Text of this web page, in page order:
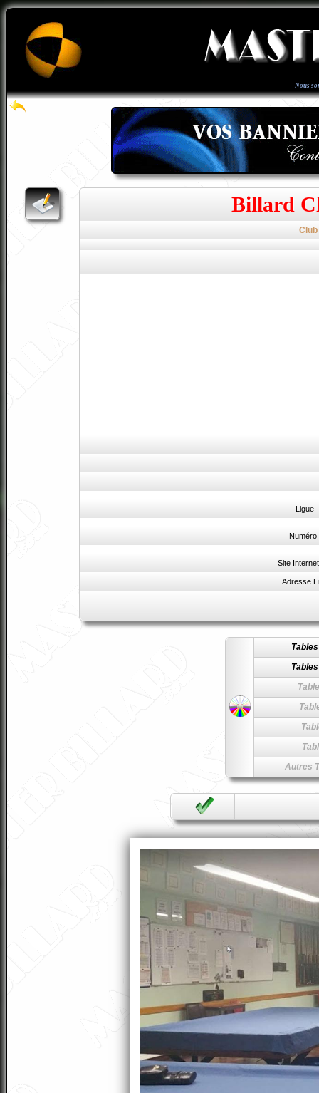
Nous
Billard
Ligue
Numéro
Site
Adresse
Autres